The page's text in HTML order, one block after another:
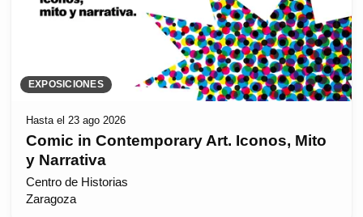
EXPOSICIONES
Hasta el 23 ago 2026
Comic in Contemporary Art. Iconos, Mito
y Narrativa
Centro de Historias
Zaragoza